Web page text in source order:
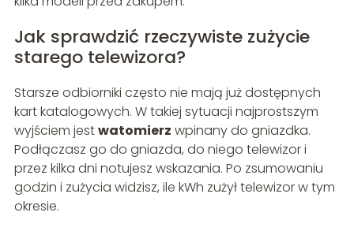
Jak sprawdzić rzeczywiste zużycie
starego telewizora?
Starsze odbiorniki często nie mają już dostępnych
kart katalogowych. W takiej sytuacji najprostszym
wyjściem jestwatomierz wpinany do gniazdka.
Podłączasz go do gniazda, do niego telewizor i
przez kilka dni notujesz wskazania. Po zsumowaniu
godzin i zużycia widzisz, ile kWh zużył telewizor w tym
okresie.